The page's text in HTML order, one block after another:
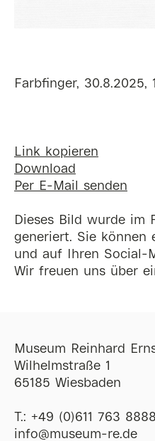
Farbfinger, 30.8.2025,
Link kopieren
Download
Per E-Mail senden
Dieses Bild wurde im
generiert. Sie können
und auf Ihren Social-
Wir freuen uns über
Museum Reinhard
Wilhelmstraße 1
65185 Wiesbaden
T.: +49 (0)611 763
ofni@museum-re de